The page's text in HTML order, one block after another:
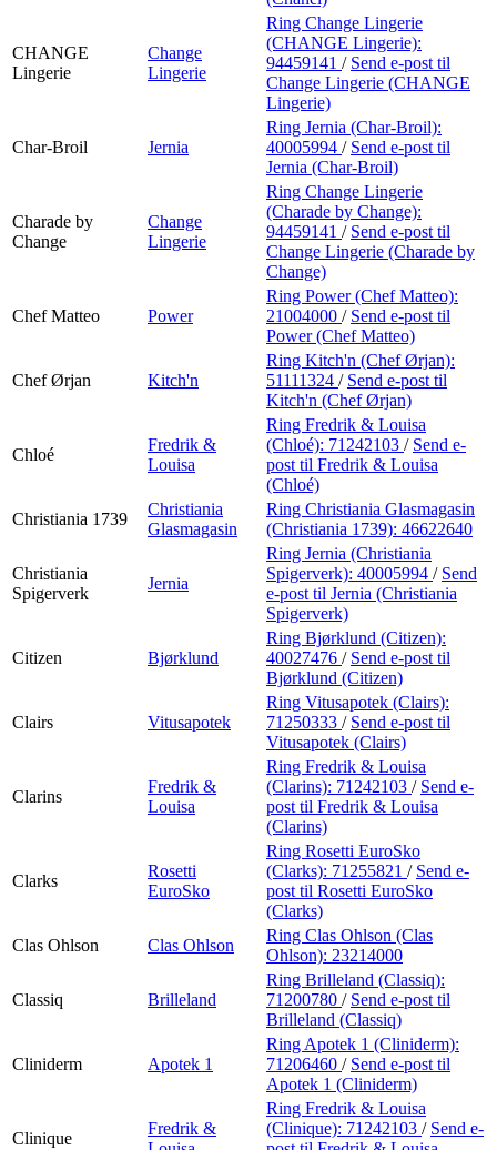
CHANGE
Lingerie
Change
Lingerie
Ring Change Lingerie
(CHANGE Lingerie):
94459141 / Send e-post til
Change Lingerie (CHANGE
Lingerie)
Char-Broil Jernia
Ring Jernia (Char-Broil):
40005994 / Send e-post til
Jernia (Char-Broil)
Charade by
Change
Change
Lingerie
Ring Change Lingerie
(Charade by Change):
94459141 / Send e-post til
Change Lingerie (Charade by
Change)
Chef Matteo Power
Ring Power (Chef Matteo):
21004000 / Send e-post til
Power (Chef Matteo)
Chef Ørjan Kitch'n
Ring Kitch'n (Chef Ørjan):
51111324 / Send e-post til
Kitch'n (Chef Ørjan)
Chloé
Fredrik &
Louisa
Ring Fredrik & Louisa
(Chloé): 71242103 / Send e-
post til Fredrik & Louisa
(Chloé)
Christiania 1739
Christiania
Glasmagasin
Ring Christiania Glasmagasin
(Christiania 1739): 46622640
Christiania
Spigerverk
Jernia
Ring Jernia (Christiania
Spigerverk): 40005994 / Send
e-post til Jernia (Christiania
Spigerverk)
Citizen Bjørklund
Ring Bjørklund (Citizen):
40027476 / Send e-post til
Bjørklund (Citizen)
Clairs Vitusapotek
Ring Vitusapotek (Clairs):
71250333 / Send e-post til
Vitusapotek (Clairs)
Clarins
Fredrik &
Louisa
Ring Fredrik & Louisa
(Clarins): 71242103 / Send e-
post til Fredrik & Louisa
(Clarins)
Clarks
Rosetti
EuroSko
Ring Rosetti EuroSko
(Clarks): 71255821 / Send e-
post til Rosetti EuroSko
(Clarks)
Clas Ohlson
Clas Ohlson
Ring Clas Ohlson (Clas
Ohlson): 23214000
Classiq Brilleland
Ring Brilleland (Classiq):
71200780 / Send e-post til
Brilleland (Classiq)
Cliniderm Apotek 1
Ring Apotek 1 (Cliniderm):
71206460 / Send e-post til
Apotek 1 (Cliniderm)
Clinique
Fredrik &
Ring Fredrik & Louisa
(Clinique): 71242103 / Send e-